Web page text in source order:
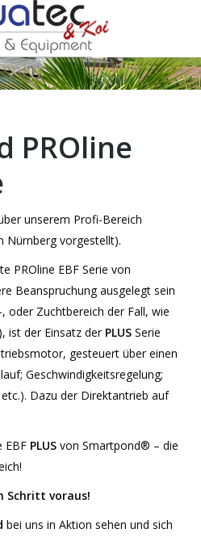
PROline
unserem Profi-Bereich
Nürnberg vorgestellt).
PROline EBF Serie von
Beanspruchung ausgelegt sein
oder Zuchtbereich der Fall, wie
ist der Einsatz der PLUS Serie
gesteuert über einen
Geschwindigkeitsregelung;
Dazu der Direktantrieb auf
EBF PLUS von Smartpond® – die
Schritt voraus!
bei uns in Aktion sehen und sich